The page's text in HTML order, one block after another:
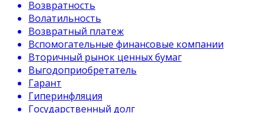
Возвратность
Волатильность
Возвратный платеж
Вспомогательные финансовые компании
Вторичный рынок ценных бумаг
Выгодоприобретатель
Гарант
Гиперинфляция
Государственный долг